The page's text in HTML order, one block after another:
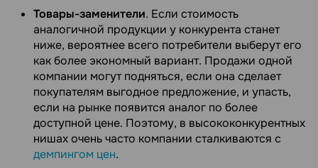
Товары-заменители. Если стоимость
аналогичной продукции у конкурента станет
ниже, вероятнее всего потребители выберут его
как более экономный вариант. Продажи одной
компании могут подняться, если она сделает
покупателям выгодное предложение, и упасть,
если на рынке появится аналог по более
доступной цене. Поэтому, в высококонкурентных
нишах очень часто компании сталкиваются с
демпингом цен.